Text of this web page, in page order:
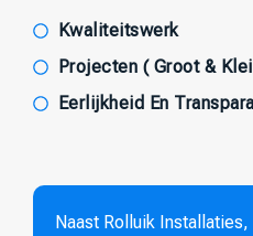
Kwaliteitswerk
Projecten ( Groot &
Eerlijkheid En
Naast Rolluik